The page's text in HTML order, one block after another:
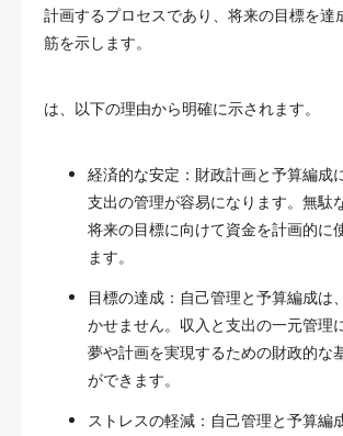
計画するプロセスであり、将来の目標を達
筋を示します。
は、以下の理由から明確に示されます。
経済的な安定：財政計画と予算編成
支出の管理が容易になります。無駄
将来の目標に向けて資金を計画的に
ます。
目標の達成：自己管理と予算編成は
かせません。収入と支出の一元管理
夢や計画を実現するための財政的な
ができます。
ストレスの軽減：自己管理と予算編